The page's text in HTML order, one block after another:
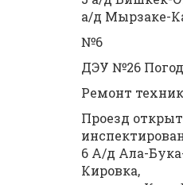
а/д Мырзаке-
№6
ДЭУ №26
Ремонт
Проезд открыт
6 А/д Ала-
Кировка,